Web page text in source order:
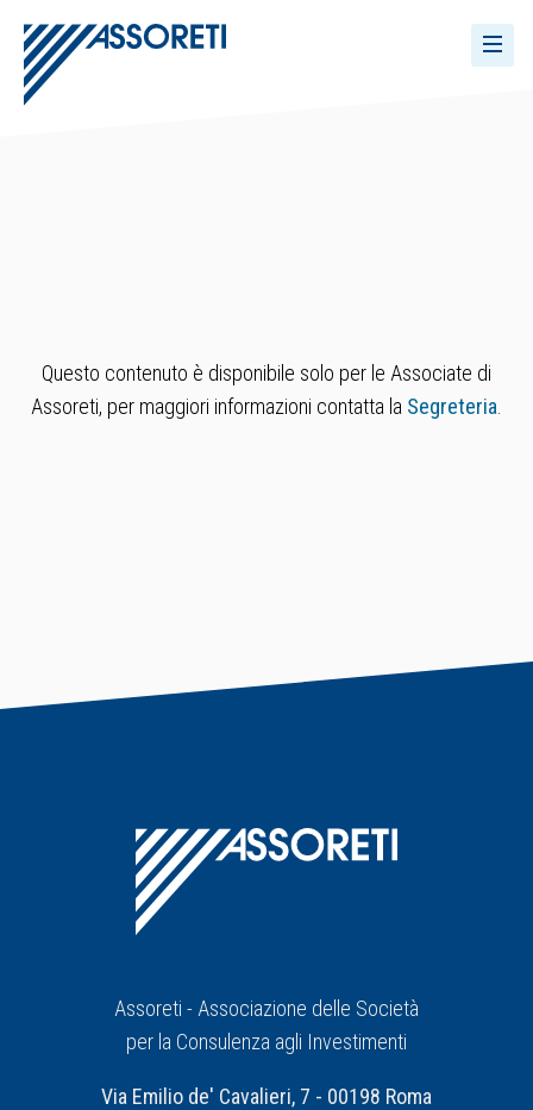
Questo contenuto è disponibile solo per le Associate di
Assoreti, per maggiori informazioni contatta la Segreteria
Assoreti - Associazione delle Società
per la Consulenza agli Investimenti
Via Emilio de' Cavalieri, 7 - 00198 Roma